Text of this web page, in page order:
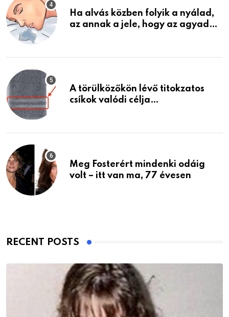
Ha alvás közben folyik a nyálad,
az annak a jele, hogy az agyad…
A törülközőkön lévő titokzatos
csíkok valódi célja…
Meg Fosterért mindenki odáig
volt – itt van ma, 77 évesen
RECENT POSTS